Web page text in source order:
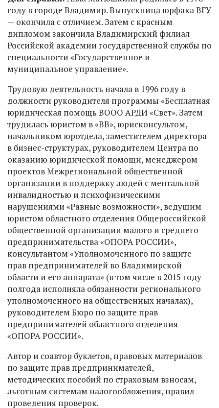
году в городе Владимир. Выпускница юрфака ВГУ
— окончила с отличием. Затем с красным
дипломом закончила Владимирский филиал
Российской академии государственной службы по
специальности «Государственное и
муниципальное управление».
Трудовую деятельность начала в 1996 году в
должности руководителя программы «Бесплатная
юридическая помощь ВООО АРДИ «Свет». Затем
трудилась юристом в «ВВ», юрисконсультом,
начальником юротдела, заместителем директора
в бизнес-структурах, руководителем Центра по
оказанию юридической помощи, менеджером
проектов Межрегиональной общественной
организации в поддержку людей с ментальной
инвалидностью и психофизическими
нарушениями «Равные возможности», ведущим
юристом областного отделения Общероссийской
общественной организации малого и среднего
предпринимательства «ОПОРА РОССИИ»,
консультантом «Уполномоченного по защите
прав предпринимателей во Владимирской
области и его аппарата» (в том числе в 2015 году
полгода исполняла обязанности регионального
уполномоченного на общественных началах),
руководителем Бюро по защите прав
предпринимателей областного отделения
«ОПОРА РОССИИ».
Автор и соавтор буклетов, правовых материалов
по защите прав предпринимателей,
методических пособий по страховым взносам,
льготным системам налогообложения, правил
проведения проверок.